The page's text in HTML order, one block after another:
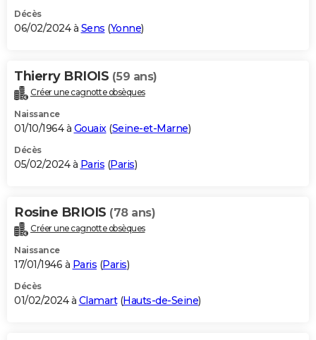
Décès
06/02/2024 à Sens (Yonne)
Thierry BRIOIS (59 ans)
Créer une cagnotte obsèques
Naissance
01/10/1964 à Gouaix(Seine-et-Marne)
Décès
05/02/2024 à Paris (Paris)
Rosine BRIOIS (78 ans)
Créer une cagnotte obsèques
Naissance
17/01/1946 à Paris (Paris)
Décès
01/02/2024 à Clamart(Hauts-de-Seine)